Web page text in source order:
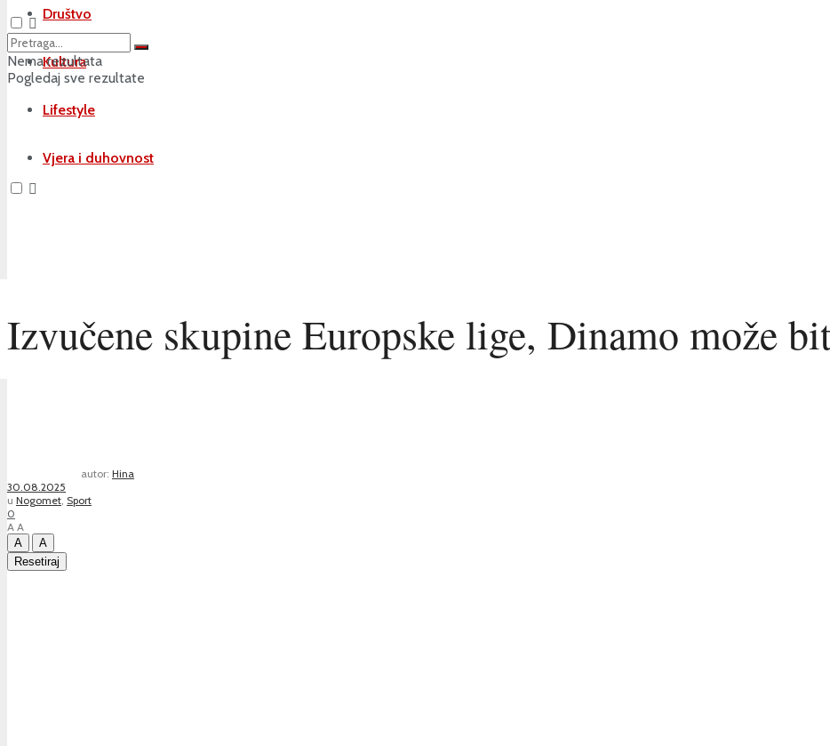
Društvo
Kultura
Lifestyle
Vjera i duhovnost
Nema rezultata
Pogledaj sve rezultate
Izvučene skupine Europske lige, Dinamo može
autor: Hina
30.08.2025
u Nogomet Sport
0
A A
A
A
Resetiraj